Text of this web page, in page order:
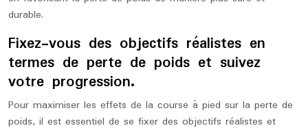
durable.
Fixez-vous des objectifs réalistes en
termes de perte de poids et suivez
votre progression.
Pour maximiser les effets de la course à pied sur la perte de
poids, il est essentiel de se fixer des objectifs réalistes et